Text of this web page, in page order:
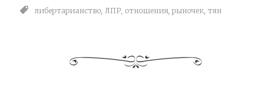
либертарианство ЛПР отношения рыночек тян